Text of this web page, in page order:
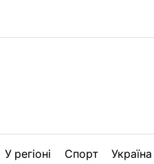
У регіоні Спорт Україна